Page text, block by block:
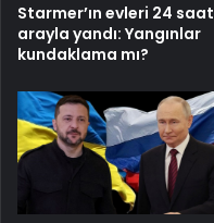
Starmer’ın evleri 24 saat
arayla yandı: Yangınlar
kundaklama mı?